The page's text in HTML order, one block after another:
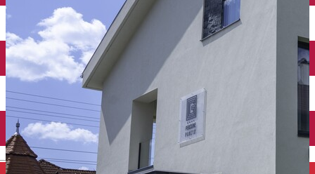
English
Închirieri auto
Închirieri de biciclete